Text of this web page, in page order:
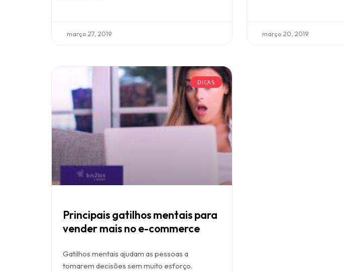
março 27, 2019 março 20, 2019
DICAS
Principais gatilhos mentais para
vender mais no e-commerce
Gatilhos mentais ajudam as pessoas a
tomarem decisões sem muito esforço.